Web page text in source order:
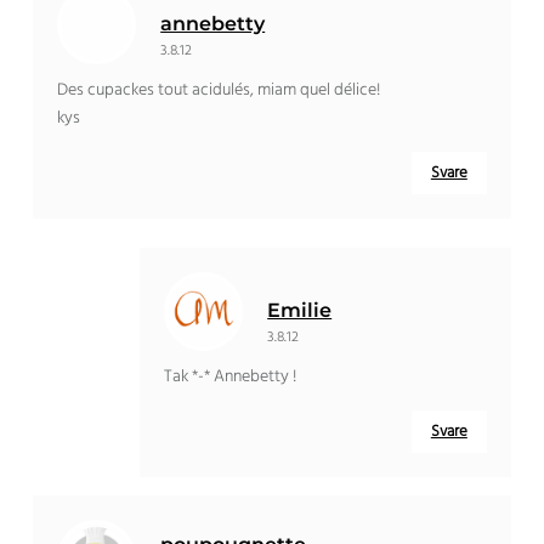
annebetty
3.8.12
Des cupackes tout acidulés, miam quel délice!
kys
Svare
Emilie
3.8.12
Tak *-*Annebetty!
Svare